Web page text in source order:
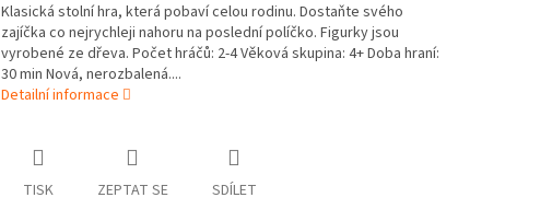
Klasická stolní hra, která pobaví celou rodinu. Dostaňte svého
zajíčka co nejrychleji nahoru na poslední políčko. Figurky jsou
vyrobené ze dřeva. Počet hráčů: 2-4 Věková skupina: 4+ Doba hraní:
30 min Nová, nerozbalená....
Detailní informace
TISK ZEPTAT SE SDÍLET